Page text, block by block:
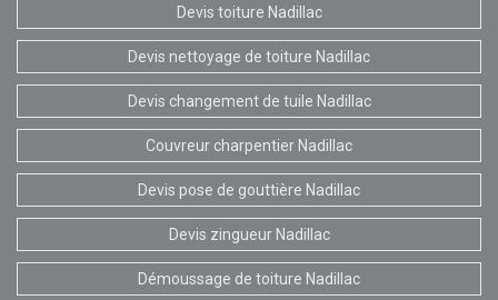
Devis toiture Nadillac
Devis nettoyage de toiture Nadillac
Devis changement de tuile Nadillac
Couvreur charpentier Nadillac
Devis pose de gouttière Nadillac
Devis zingueur Nadillac
Démoussage de toiture Nadillac